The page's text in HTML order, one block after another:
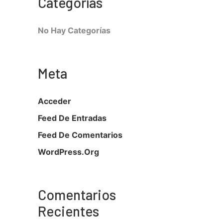
No Hay Categorías
Meta
Acceder
Feed De Entradas
Feed De Comentarios
WordPress.org
Comentarios
Recientes